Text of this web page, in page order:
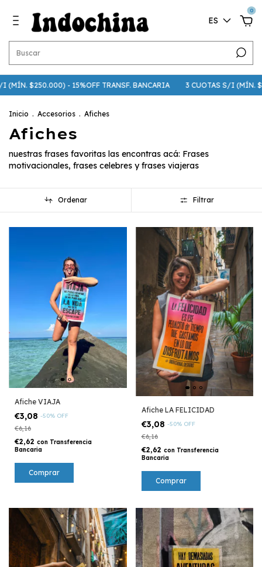
ES
0
$250.000) - 15%OFF TRANSF. BANCARIA 3 CUOTAS S/I (MÍN.
Inicio . Accesorios . Afiches
Afiches
nuestras frases favoritas las encontras acá: Frases
motivacionales, frases celebres y frases viajeras
Ordenar Filtrar
Afiche VIAJA
€3,08 -50% OFF
€6,16
€2,62 con Transferencia
Bancaria
Afiche LA FELICIDAD
€3,08 -50% OFF
€6,16
€2,62 con Transferencia
Bancaria